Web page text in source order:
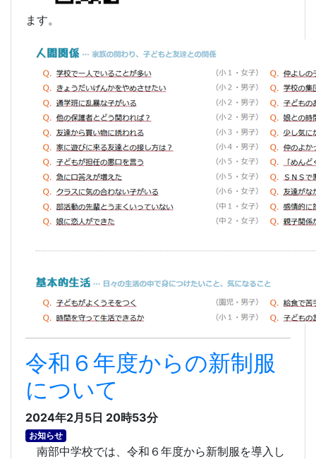
ます。
令和６年度からの新制服
について
2024年2月5日 20時53分
お知らせ
南部中学校では、令和６年度から新制服を導入し